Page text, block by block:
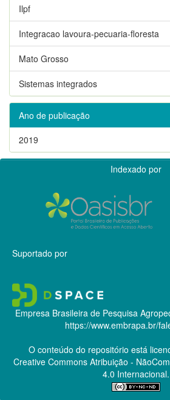
Ilpf
Integracao lavoura-pecuaria-floresta
Mato Grosso
Sistemas integrados
Ano de publicação
2019
Indexado por
Suportado por
Empresa Brasileira de Pesquisa
https://www.embrapa.br/
O conteúdo do repositório está
Creative CommonsAtribuição -
4.0 Internacional.